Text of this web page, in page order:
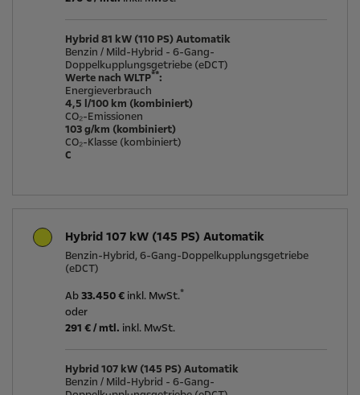
Hybrid 81 kW (110 PS) Automatik
Benzin / Mild-Hybrid - 6-Gang-
Doppelkupplungsgetriebe (eDCT)
Werte nach WLTP**:
Energieverbrauch
4,5 l/100 km (kombiniert)
CO₂-Emissionen
103 g/km (kombiniert)
CO₂-Klasse (kombiniert)
C
Hybrid 107 kW (145 PS) Automatik
Benzin-Hybrid, 6-Gang-Doppelkupplungsgetriebe
(eDCT)
Ab33.450 € inkl. MwSt.*
oder
291 € / mtl. inkl. MwSt.
Hybrid 107 kW (145 PS) Automatik
Benzin / Mild-Hybrid - 6-Gang-